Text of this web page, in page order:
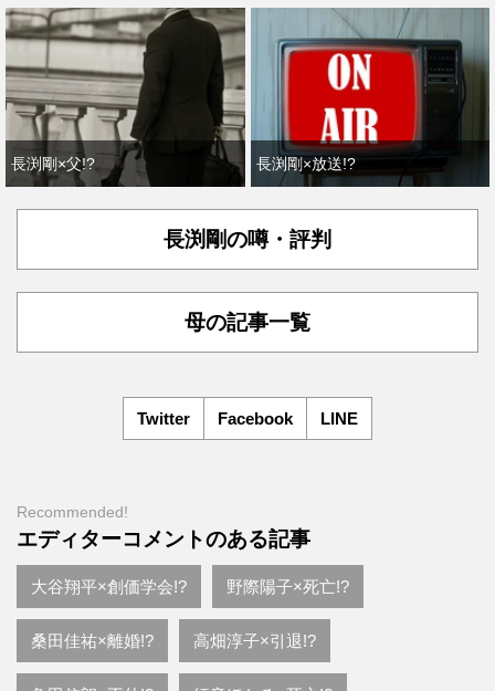
長渕剛×父!? 長渕剛×放送!?
長渕剛の噂・評判
母の記事一覧
Twitter Facebook LINE
Recommended!
エディターコメントのある記事
大谷翔平×創価学会!? 野際陽子×死亡!?
桑田佳祐×離婚!? 高畑淳子×引退!?